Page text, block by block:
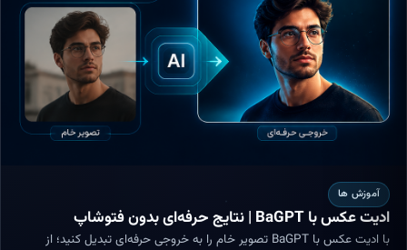
آموزش ها
ادیت عکس با BaGPT | نتایج حرفه‌ای بدون فتوشاپ
با ادیت عکس با BaGPT تصویر خام را به خروجی حرفه‌ای تبدیل کنید؛ از